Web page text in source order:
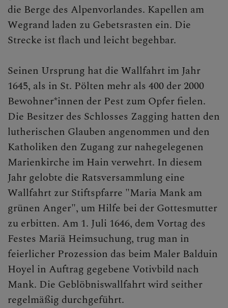
Nächtliche Anbetung
DOMKIRCHE
die Berge des Alpenvorlandes. Kapellen am
Wegrand laden zu Gebetsrasten ein. Die
Strecke ist flach und leicht begehbar.
Seinen Ursprung hat die Wallfahrt im Jahr
1645, als in St. Pölten mehr als 400 der 2000
Bewohner*innen der Pest zum Opfer fielen.
Die Besitzer des Schlosses Zagging hatten den
lutherischen Glauben angenommen und den
Katholiken den Zugang zur nahegelegenen
Marienkirche im Hain verwehrt. In diesem
Jahr gelobte die Ratsversammlung eine
Wallfahrt zur Stiftspfarre "Maria Mank am
grünen Anger", um Hilfe bei der Gottesmutter
zu erbitten. Am 1. Juli 1646, dem Vortag des
Festes Mariä Heimsuchung, trug man in
feierlicher Prozession das beim Maler Balduin
Hoyel in Auftrag gegebene Votivbild nach
Mank. Die Geblöbniswallfahrt wird seither
regelmäßig durchgeführt.